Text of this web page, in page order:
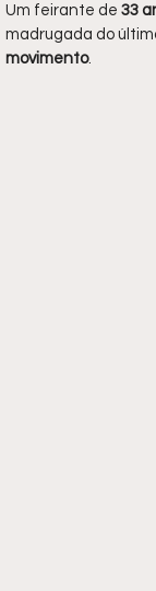
Um feirante de 33
madrugada do
movimento.